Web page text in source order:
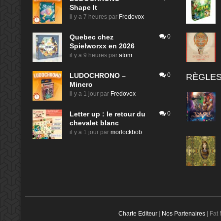
Shape It
il y a 7 heures par Fredovox
Quebec chez
Spielworxx en 2026
il y a 9 heures par atom
0
LUDOCHRONO –
Minero
il y a 1 jour par Fredovox
0
Letter up : le retour du
chevalet blanc
il y a 1 jour par morlockbob
0
Charte Editeur| Nos Partenaires| Fat